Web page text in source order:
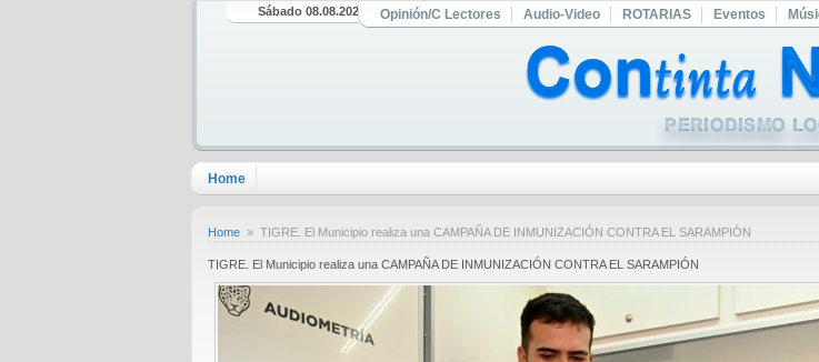
Sábado 08.08.2026 Opinión/C Lectores Audio-Video ROTARIAS Eventos
Home
Home » TIGRE. El Municipio realiza una CAMPAÑA DE INMUNIZACIÓN CONTRA EL SARAMPIÓN
TIGRE. El Municipio realiza una CAMPAÑA DE INMUNIZACIÓN CONTRA EL SARAMPIÓN